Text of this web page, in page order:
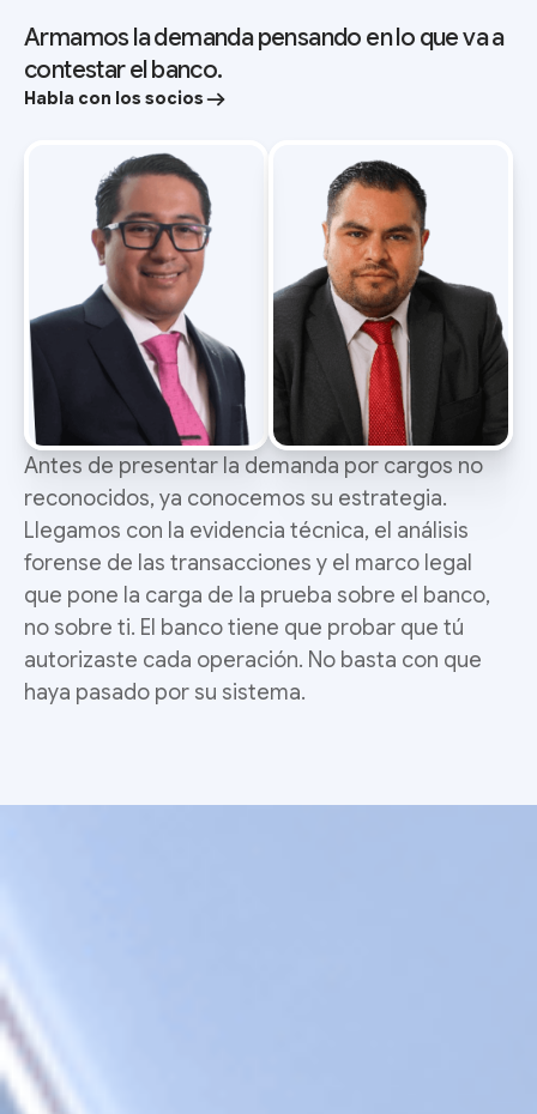
Armamos la demanda pensando en lo que va a
contestar el banco.
Habla con los socios
Antes de presentar la demanda por cargos no
reconocidos, ya conocemos su estrategia.
Llegamos con la evidencia técnica, el análisis
forense de las transacciones y el marco legal
que pone la carga de la prueba sobre el banco,
no sobre ti. El banco tiene que probar que tú
autorizaste cada operación. No basta con que
haya pasado por su sistema.